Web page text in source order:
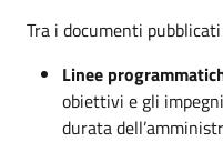
Tra i documenti
Linee
obiettivi e gli
durata